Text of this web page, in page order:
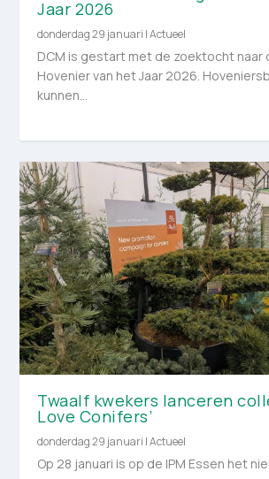
Jaar 2026
donderdag 29 januari |Actueel
DCM is gestart met de zoektocht naar
Hovenier van het Jaar 2026.
kunnen...
Twaalf kwekers lanceren
Love Conifers’
donderdag 29 januari |Actueel
Op 28 januari is op de IPM Essen het